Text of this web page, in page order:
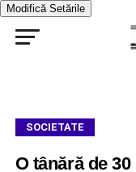
Modifică Setările
SOCIETATE
O tânără de